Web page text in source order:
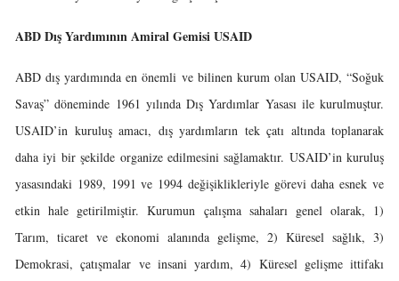
ABD Dış Yardımının Amiral Gemisi USAID
ABD dış yardımında en önemli ve bilinen kurum olan USAID, “Soğuk
Savaş” döneminde 1961 yılında Dış Yardımlar Yasası ile kurulmuştur.
USAID’in kuruluş amacı, dış yardımların tek çatı altında toplanarak
daha iyi bir şekilde organize edilmesini sağlamaktır. USAID’in kuruluş
yasasındaki 1989, 1991 ve 1994 değişiklikleriyle görevi daha esnek ve
etkin hale getirilmiştir. Kurumun çalışma sahaları genel olarak, 1)
Tarım, ticaret ve ekonomi alanında gelişme, 2) Küresel sağlık, 3)
Demokrasi, çatışmalar ve insani yardım, 4) Küresel gelişme ittifakı